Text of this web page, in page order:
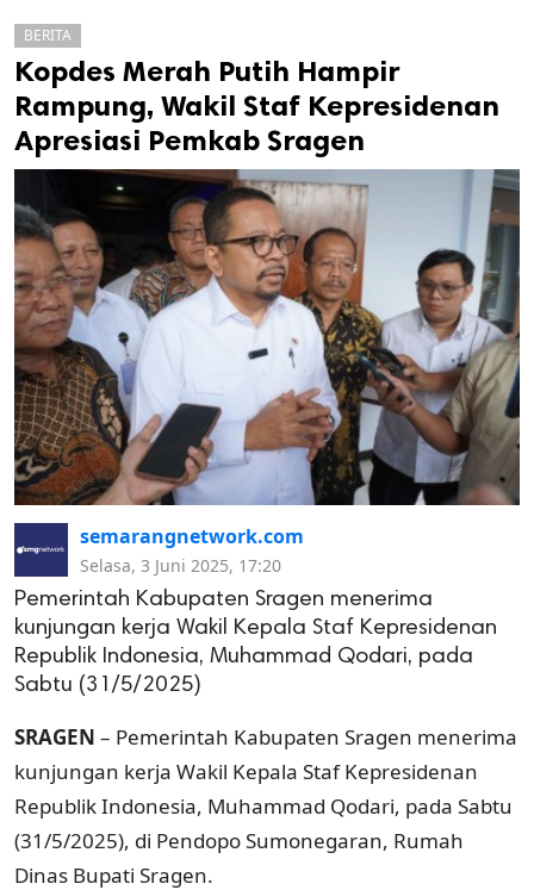
cipta.
BERITA
Kopdes Merah Putih Hampir
Rampung, Wakil Staf Kepresidenan
Apresiasi Pemkab Sragen
semarangnetwork.com
Selasa, 3 Juni 2025, 17:20
Pemerintah Kabupaten Sragen menerima
kunjungan kerja Wakil Kepala Staf Kepresidenan
Republik Indonesia, Muhammad Qodari, pada
Sabtu (31/5/2025)
SRAGEN – Pemerintah Kabupaten Sragen menerima
kunjungan kerja Wakil Kepala Staf Kepresidenan
Republik Indonesia, Muhammad Qodari, pada Sabtu
(31/5/2025), di Pendopo Sumonegaran, Rumah
Dinas Bupati Sragen.